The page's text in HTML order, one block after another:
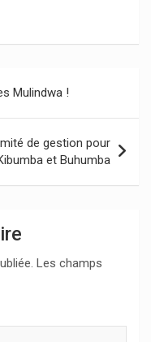
Mulindwa !
de gestion pour
et Buhumba
Les champs